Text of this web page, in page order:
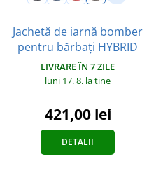
Jachetă de iarnă bomber
pentru bărbați HYBRID
LIVRARE ÎN 7 ZILE
luni 17. 8. la tine
421,00 lei
DETALII